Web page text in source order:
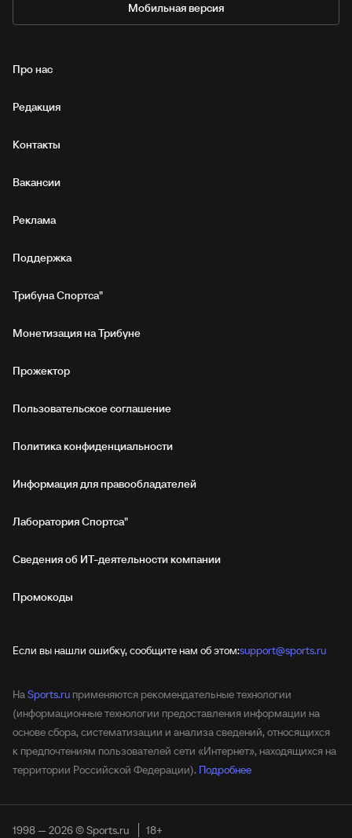
Мобильная версия
Про нас
Редакция
Контакты
Вакансии
Реклама
Поддержка
Трибуна Спортса"
Монетизация на Трибуне
Прожектор
Пользовательское соглашение
Политика конфиденциальности
Информация для правообладателей
Лаборатория Спортса"
Сведения об ИТ‑деятельности компании
Промокоды
Если вы нашли ошибку, сообщите нам об этом:support@sports.ru
НаSports.ru применяются рекомендательные технологии
(информационные технологии предоставления информации на
основе сбора, систематизации и анализа сведений, относящихся
к предпочтениям пользователей сети «Интернет», находящихся на
территории Российской Федерации). Подробнее
1998 — 2026 © Sports.ru 18+